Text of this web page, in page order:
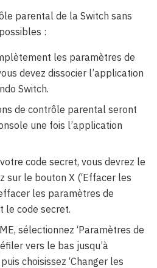
parental de la Switch sans
:
les paramètres de
devez dissocier l’application
Switch.
de contrôle parental seront
une fois l’application
code secret, vous devrez le
sur le bouton X (‘Effacer les
les paramètres de
le code secret.
sélectionnez ‘Paramètres de
vers le bas jusqu’à
choisissez ‘Changer les